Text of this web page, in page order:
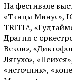
На фестивале
«Танцы Минус»,
TRITIA,
Драгни с
Веков»,
Лягухо»,
«источник»,